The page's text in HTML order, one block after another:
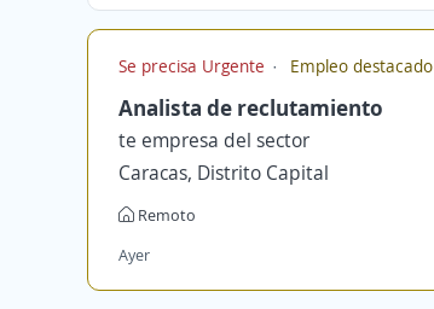
Se precisa Urgente Empleo destacado
Analista de reclutamiento
te empresa del sector
Caracas, Distrito Capital
Remoto
Ayer